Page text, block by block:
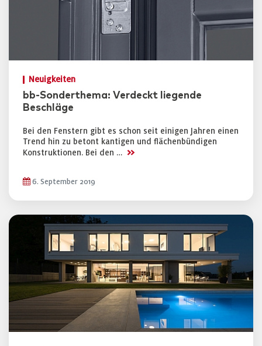
Neuigkeiten
bb-Sonderthema: Verdeckt liegende
Beschläge
Bei den Fenstern gibt es schon seit einigen Jahren einen
Trend hin zu betont kantigen und flächenbündigen
Konstruktionen. Bei den … >>
6. September 2019